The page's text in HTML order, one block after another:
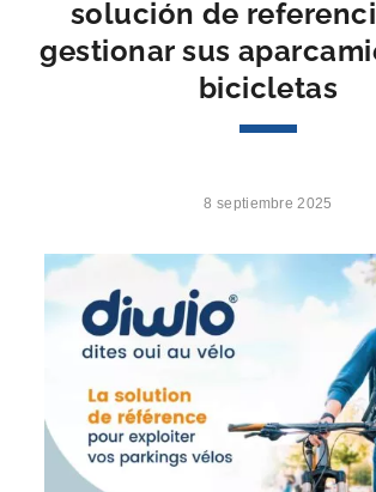
solución de
gestionar sus
bicicletas
8 septiembre 2025